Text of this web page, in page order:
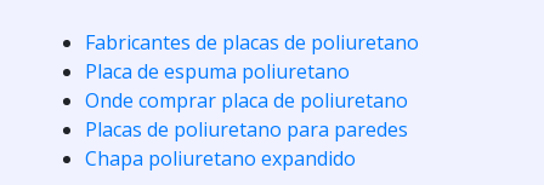
Fabricantes de placas de poliuretano
Placa de espuma poliuretano
Onde comprar placa de poliuretano
Placas de poliuretano para paredes
Chapa poliuretano expandido